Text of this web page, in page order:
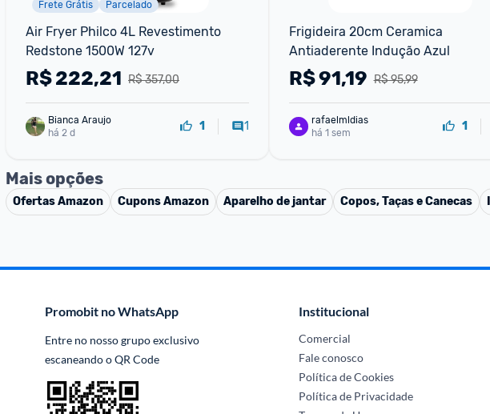
Frete Grátis Parcelado
Air Fryer Philco 4L Revestimento
Redstone 1500W 127v
R$ 357,00
R$222,21
Bianca Araujo
há 2 d
1 1
Frigideira 20cm Ceramica
Antiaderente Indução Azul
R$ 95,99
R$91,19
rafaelmldias
há 1 sem
1
Mais opções
OfertasAmazon CuponsAmazon Aparelho de jantar Copos, Taças e Canecas
Promobit no WhatsApp
Entre no nosso grupo exclusivo
escaneando o QR Code
Institucional
Comercial
Fale conosco
Política de Cookies
Política de Privacidade